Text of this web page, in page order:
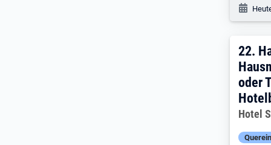
22.
22.
oder
Hotel